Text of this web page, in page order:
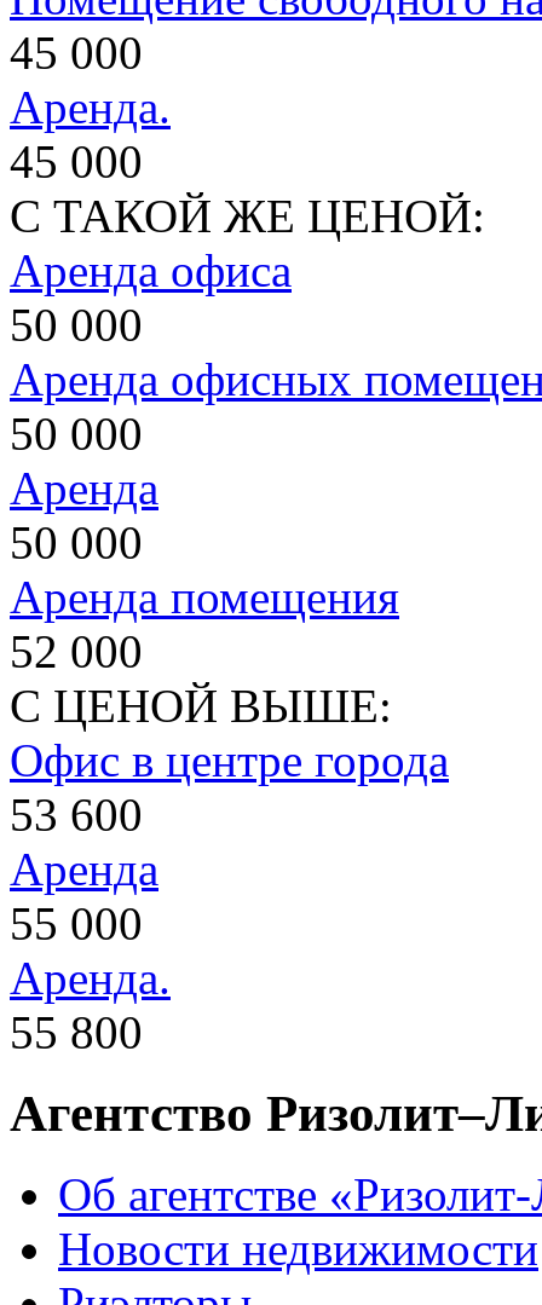
45 000
Аренда.
45 000
С ТАКОЙ ЖЕ ЦЕНОЙ:
Аренда офиса
50 000
Аренда офисных
50 000
Аренда
50 000
Аренда помещения
52 000
С ЦЕНОЙ ВЫШЕ:
Офис в центре города
53 600
Аренда
55 000
Аренда.
55 800
Агентство
Об агентстве
Новости недвижимости